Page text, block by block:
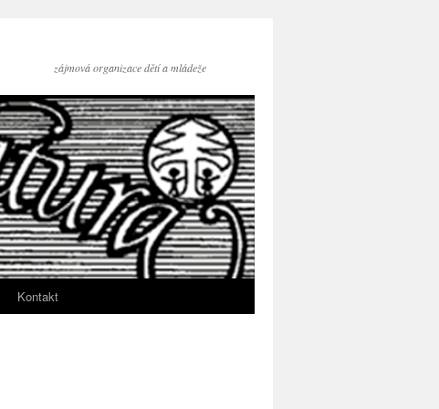
zájmová organizace dětí a mládeže
Kontakt